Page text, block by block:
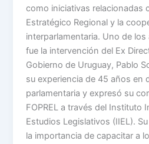
como iniciativas relacionadas
Estratégico Regional y la
interparlamentaria. Uno de
fue la intervención del Ex
Gobierno de Uruguay, Pablo
su experiencia de 45 años en
parlamentaria y expresó su
FOPREL a través del Instituto
Estudios Legislativos (IIEL).
la importancia de capacitar a